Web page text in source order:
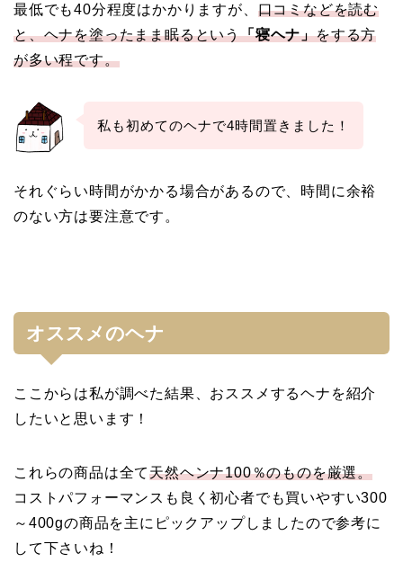
最低でも40分程度はかかりますが、 口コミなどを読む
と、ヘナを塗ったまま眠るという「寝ヘナ」をする方
が多い程です。
私も初めてのヘナで4時間置きました！
それぐらい時間がかかる場合があるので、時間に余裕
のない方は要注意です。
オススメのヘナ
ここからは私が調べた結果、おススメするヘナを紹介
したいと思います！
これらの商品は全て天然ヘンナ100％のものを厳選。
コストパフォーマンスも良く初心者でも買いやすい300
～400gの商品を主にピックアップしましたので参考に
して下さいね！